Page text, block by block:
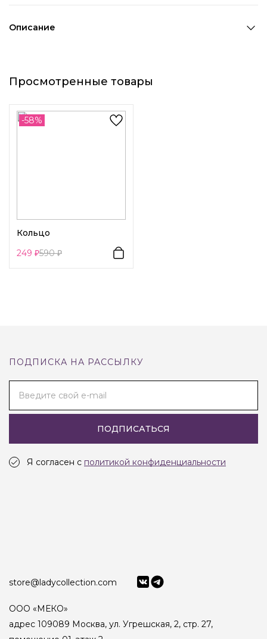
Возраст: Взрослый
Описание
любви, которое вы можете носить каждый день.
Просмотренные товары
-58%
Кольцо
249
590
ПОДПИСКА НА РАССЫЛКУ
Введите свой e-mail
ПОДПИСАТЬСЯ
Я согласен с политикой конфиденциальности
store@ladycollection.com
ООО «МЕКО»
адрес 109089 Москва, ул. Угрешская, 2, стр. 27,